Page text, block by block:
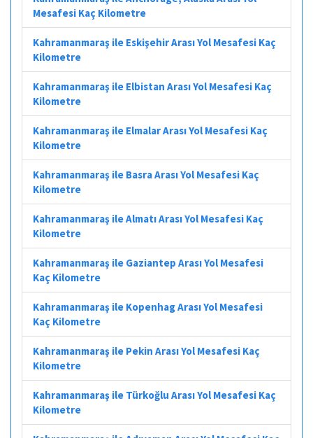
Mesafesi Kaç Kilometre
Kahramanmaraş ile Eskişehir Arası Yol Mesafesi Kaç
Kilometre
Kahramanmaraş ile Elbistan Arası Yol Mesafesi Kaç
Kilometre
Kahramanmaraş ile Elmalar Arası Yol Mesafesi Kaç
Kilometre
Kahramanmaraş ile Basra Arası Yol Mesafesi Kaç
Kilometre
Kahramanmaraş ile Almatı Arası Yol Mesafesi Kaç
Kilometre
Kahramanmaraş ile Gaziantep Arası Yol Mesafesi
Kaç Kilometre
Kahramanmaraş ile Kopenhag Arası Yol Mesafesi
Kaç Kilometre
Kahramanmaraş ile Pekin Arası Yol Mesafesi Kaç
Kilometre
Kahramanmaraş ile Türkoğlu Arası Yol Mesafesi Kaç
Kilometre